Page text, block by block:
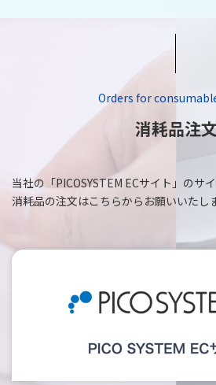
Orders for
消耗品注
当社の「PICOSYSTEM ECサイト」のサイ
消耗品の注文はこちらからお願いいたし